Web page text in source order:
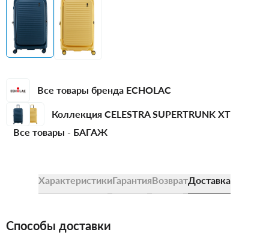
Все товары бренда ECHOLAC
Коллекция CELESTRA SUPERTRUNK XT
Все товары - БАГАЖ
ХарактеристикиГарантияВозвратДоставка
Способы доставки